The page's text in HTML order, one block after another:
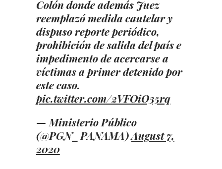
Colón donde además Juez
reemplazó medida cautelar y
dispuso reporte periódico,
prohibición de salida del país e
impedimento de acercarse a
víctimas a primer detenido por
este caso.
pic.twitter.com/2VFOiO35rq
— Ministerio Público
(@PGN_PANAMA)August 7,
2020